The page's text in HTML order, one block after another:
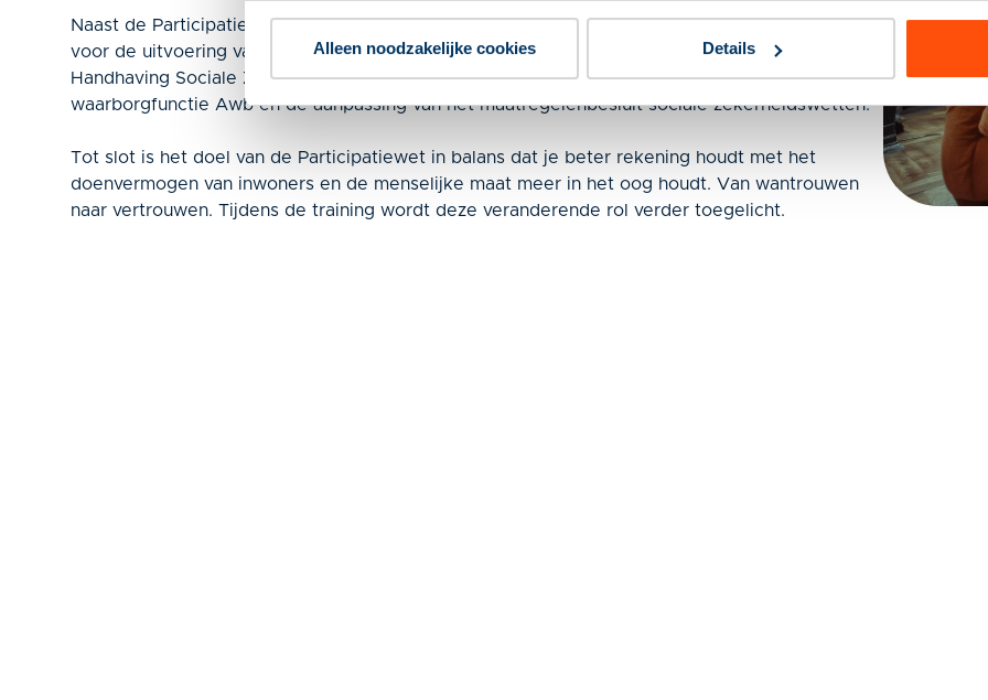
Alleen noodzakelijke cookies Details
Naast de Participatiewet in balans worden er andere wetten gewijzigd die gevolgen hebben
voor de uitvoering van de Participatiewet. We besteden daarom ook aandacht aan de Wet
Handhaving Sociale Zekerheid, de Wet proactieve dienstverlening, de Wet versterking
waarborgfunctie Awb en de aanpassing van het maatregelenbesluit sociale zekerheidswetten.
Tot slot is het doel van de Participatiewet in balans dat je beter rekening houdt met het
doenvermogen van inwoners en de menselijke maat meer in het oog houdt. Van wantrouwen
naar vertrouwen. Tijdens de training wordt deze veranderende rol verder toegelicht.